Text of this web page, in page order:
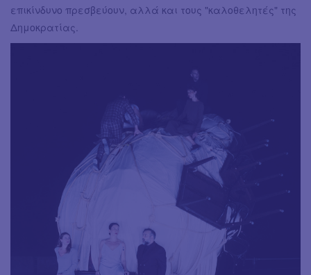
επικίνδυνο πρεσβεύουν, αλλά και τους "καλοθελητές" της
Δημοκρατίας.